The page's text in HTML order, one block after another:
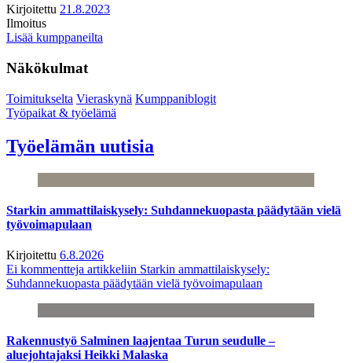
Kirjoitettu 21.8.2023
Ilmoitus
Lisää kumppaneilta
Näkökulmat
Toimitukselta Vieraskynä Kumppaniblogit
Työpaikat & työelämä
Työelämän uutisia
Starkin ammattilaiskysely: Suhdannekuopasta päädytään vielä
työvoimapulaan
Kirjoitettu 6.8.2026
Ei kommentteja artikkeliin Starkin ammattilaiskysely:
Suhdannekuopasta päädytään vielä työvoimapulaan
Rakennustyö Salminen laajentaa Turun seudulle –
aluejohtajaksi Heikki Malaska